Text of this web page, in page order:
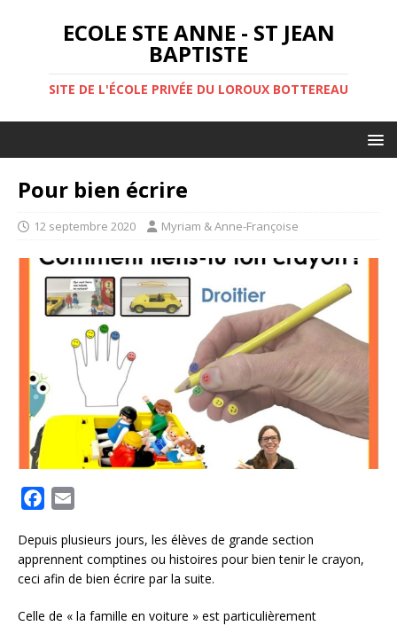
ECOLE STE ANNE - ST JEAN
BAPTISTE
SITE DE L'ÉCOLE PRIVÉE DU LOROUX BOTTEREAU
Pour bien écrire
12 septembre 2020 Myriam & Anne-Françoise
c
e
o
a
i
Depuis plusieurs jours, les élèves de grande section
apprennent comptines ou histoires pour bien tenir le crayon,
ceci afin de bien écrire par la suite.
Celle de « la famille en voiture » est particulièrement